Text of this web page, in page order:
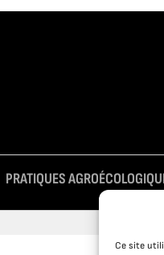
Ce site
PRATIQUES